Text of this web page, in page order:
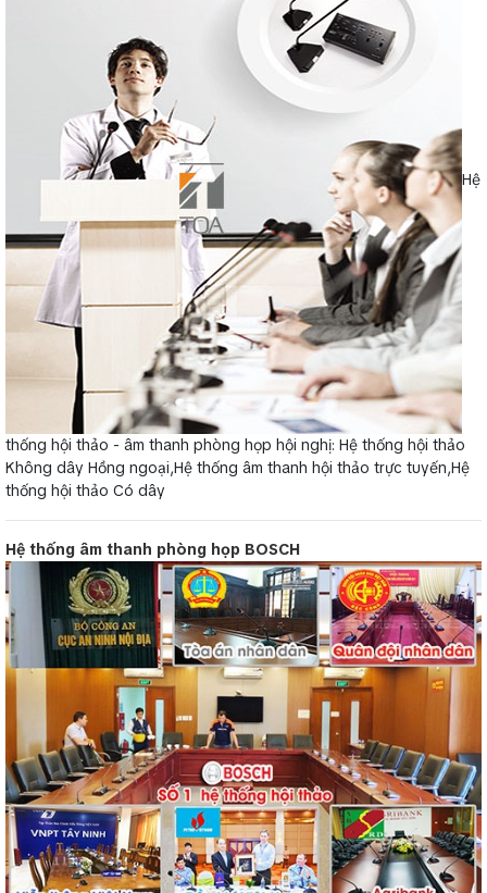
Hệ
thống hội thảo - âm thanh phòng họp hội nghị: Hệ thống hội thảo
Không dây Hồng ngoại,Hệ thống âm thanh hội thảo trực tuyến,Hệ
thống hội thảo Có dây
Hệ thống âm thanh phòng họp BOSCH